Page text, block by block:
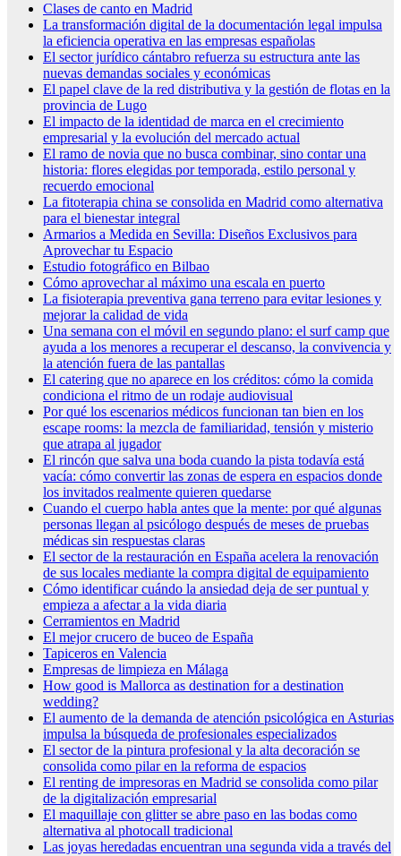
Clases de canto en Madrid
La transformación digital de la documentación legal impulsa
la eficiencia operativa en las empresas españolas
El sector jurídico cántabro refuerza su estructura ante las
nuevas demandas sociales y económicas
El papel clave de la red distributiva y la gestión de flotas en la
provincia de Lugo
El impacto de la identidad de marca en el crecimiento
empresarial y la evolución del mercado actual
El ramo de novia que no busca combinar, sino contar una
historia: flores elegidas por temporada, estilo personal y
recuerdo emocional
La fitoterapia china se consolida en Madrid como alternativa
para el bienestar integral
Armarios a Medida en Sevilla: Diseños Exclusivos para
Aprovechar tu Espacio
Estudio fotográfico en Bilbao
Cómo aprovechar al máximo una escala en puerto
La fisioterapia preventiva gana terreno para evitar lesiones y
mejorar la calidad de vida
Una semana con el móvil en segundo plano: el surf camp que
ayuda a los menores a recuperar el descanso, la convivencia y
la atención fuera de las pantallas
El catering que no aparece en los créditos: cómo la comida
condiciona el ritmo de un rodaje audiovisual
Por qué los escenarios médicos funcionan tan bien en los
escape rooms: la mezcla de familiaridad, tensión y misterio
que atrapa al jugador
El rincón que salva una boda cuando la pista todavía está
vacía: cómo convertir las zonas de espera en espacios donde
los invitados realmente quieren quedarse
Cuando el cuerpo habla antes que la mente: por qué algunas
personas llegan al psicólogo después de meses de pruebas
médicas sin respuestas claras
El sector de la restauración en España acelera la renovación
de sus locales mediante la compra digital de equipamiento
Cómo identificar cuándo la ansiedad deja de ser puntual y
empieza a afectar a la vida diaria
Cerramientos en Madrid
El mejor crucero de buceo de España
Tapiceros en Valencia
Empresas de limpieza en Málaga
How good is Mallorca as destination for a destination
wedding?
El aumento de la demanda de atención psicológica en Asturias
impulsa la búsqueda de profesionales especializados
El sector de la pintura profesional y la alta decoración se
consolida como pilar en la reforma de espacios
El renting de impresoras en Madrid se consolida como pilar
de la digitalización empresarial
El maquillaje con glitter se abre paso en las bodas como
alternativa al photocall tradicional
Las joyas heredadas encuentran una segunda vida a través del